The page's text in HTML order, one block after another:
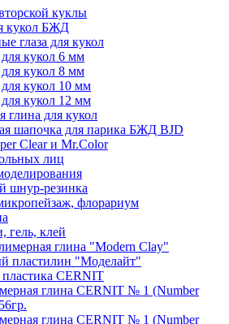
куклы
кукол БЖД
глаза для кукол
для кукол 6 мм
для кукол 8 мм
для кукол 10 мм
для кукол 12 мм
глина для кукол
шапочка для парика БЖД BJD
Clear и Mr.Color
лиц
шнур-резинка
флорариум
гель, клей
глина "Modern Clay"
пластилин "Моделайт"
пластика CERNIT
глина CERNIT № 1 (Number
глина CERNIT № 1 (Number